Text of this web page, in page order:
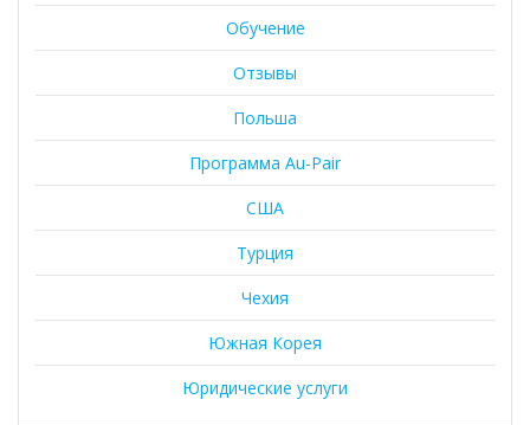
Обучение
Отзывы
Польша
Программа Au-Pair
США
Турция
Чехия
Южная Корея
Юридические услуги